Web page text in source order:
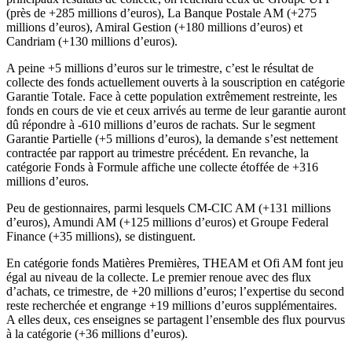
(près de +285 millions d’euros), La Banque Postale AM (+275
millions d’euros), Amiral Gestion (+180 millions d’euros) et
Candriam (+130 millions d’euros).
A peine +5 millions d’euros sur le trimestre, c’est le résultat de
collecte des fonds actuellement ouverts à la souscription en catégorie
Garantie Totale. Face à cette population extrêmement restreinte, les
fonds en cours de vie et ceux arrivés au terme de leur garantie auront
dû répondre à -610 millions d’euros de rachats. Sur le segment
Garantie Partielle (+5 millions d’euros), la demande s’est nettement
contractée par rapport au trimestre précédent. En revanche, la
catégorie Fonds à Formule affiche une collecte étoffée de +316
millions d’euros.
Peu de gestionnaires, parmi lesquels CM-CIC AM (+131 millions
d’euros), Amundi AM (+125 millions d’euros) et Groupe Federal
Finance (+35 millions), se distinguent.
En catégorie fonds Matières Premières, THEAM et Ofi AM font jeu
égal au niveau de la collecte. Le premier renoue avec des flux
d’achats, ce trimestre, de +20 millions d’euros; l’expertise du second
reste recherchée et engrange +19 millions d’euros supplémentaires.
A elles deux, ces enseignes se partagent l’ensemble des flux pourvus
à la catégorie (+36 millions d’euros).